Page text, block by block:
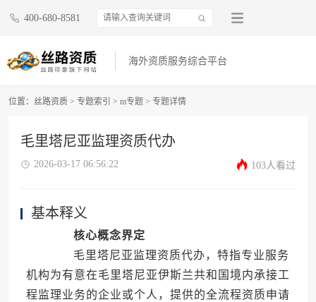
400-680-8581
海外资质服务综合平台
位置： 丝路资质 > 专题索引 > m专题 > 专题详情
毛里塔尼亚监理资质代办
2026-03-17 06:56:22 103人看过
基本释义
核心概念界定
毛里塔尼亚监理资质代办，特指专业服务
机构为有意在毛里塔尼亚伊斯兰共和国境内承接工
程监理业务的企业或个人，提供的全流程资质申请